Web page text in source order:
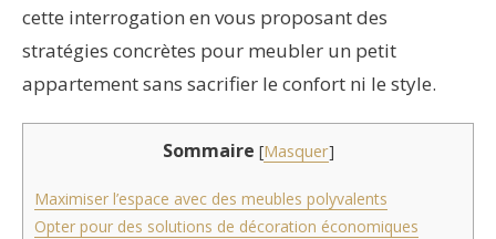
cette interrogation en vous proposant des
stratégies concrètes pour meubler un petit
appartement sans sacrifier le confort ni le style.
Sommaire [Masquer]
Maximiser l’espace avec des meubles polyvalents
Opter pour des solutions de décoration économiques